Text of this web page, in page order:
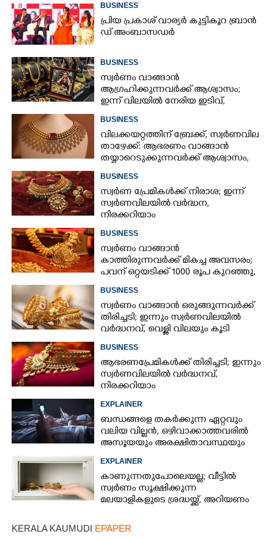
BUSINESS
പ്രി​യ​ ​പ്ര​കാ​ശ് ​വാ​ര്യർ കു​ട്ടി​കൂ​റ​ ​ ബ്രാ​ൻ​
ഡ് ​അം​ബാ​സ​ഡ​ർ
BUSINESS
സ്വർണം വാങ്ങാൻ
ആഗ്രഹിക്കുന്നവർക്ക് ആശ്വാസം;
ഇന്ന് വിലയിൽ നേരിയ ഇടിവ്,
BUSINESS
വിലക്കയറ്റത്തിന് ബ്രേക്ക്, സ്വർണവില
താഴേക്ക്: ആഭരണം വാങ്ങാൻ
തയ്യാറെടുക്കുന്നവർക്ക് ആശ്വാസം,
BUSINESS
സ്വർണ പ്രേമികൾക്ക് നിരാശ; ഇന്ന്
സ്വർണവിലയിൽ വർദ്ധന,
നിരക്കറിയാം
BUSINESS
സ്വർണം വാങ്ങാൻ
കാത്തിരുന്നവർക്ക് മികച്ച അവസരം;
പവന് ഒറ്റയടിക്ക് 1000 രൂപ കുറഞ്ഞു,
BUSINESS
സ്വർണം വാങ്ങാൻ ഒരുങ്ങുന്നവർക്ക്
തിരിച്ചടി; ഇന്നും സ്വർണവിലയിൽ
വർദ്ധനവ്, വെള്ളി വിലയും കൂടി
BUSINESS
ആഭരണപ്രേമികൾക്ക് തിരിച്ചടി; ഇന്നും
സ്വർണവിലയിൽ വർദ്ധനവ്,
നിരക്കറിയാം
EXPLAINER
ബന്ധങ്ങളെ തകർക്കുന്ന ഏറ്റവും
വലിയ വില്ലൻ, ഒഴിവാക്കാത്തവരിൽ
അസൂയയും അരക്ഷിതാവസ്ഥയും
EXPLAINER
കാണുന്നതുപോലെയല്ല; വീട്ടിൽ
സ്വർണം സൂക്ഷിക്കുന്ന
മലയാളികളുടെ ശ്രദ്ധയ്ക്ക്, അറിയണം
KERALA KAUMUDI EPAPER